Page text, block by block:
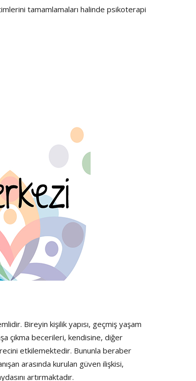
tamamlamaları halinde psikoterapi
Bireyin kişilik yapısı, geçmiş yaşam
çıkma becerileri, kendisine, diğer
etkilemektedir. Bununla beraber
arasında kurulan güven ilişkisi,
artırmaktadır.